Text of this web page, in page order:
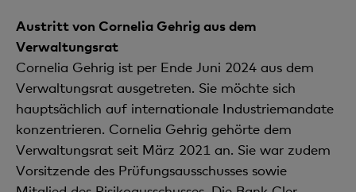
Austritt von Cornelia Gehrig aus dem
Verwaltungsrat
Cornelia Gehrig ist per Ende Juni 2024 aus dem
Verwaltungsrat ausgetreten. Sie möchte sich
hauptsächlich auf internationale Industriemandate
konzentrieren. Cornelia Gehrig gehörte dem
Verwaltungsrat seit März 2021 an. Sie war zudem
Vorsitzende des Prüfungsausschusses sowie